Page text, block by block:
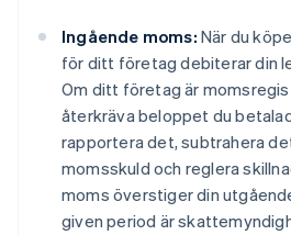
Ingående moms: När du
för ditt företag debiterar din
Om ditt företag är
återkräva beloppet du
rapportera det, subtrahera
momsskuld och reglera
moms överstiger din
given period är